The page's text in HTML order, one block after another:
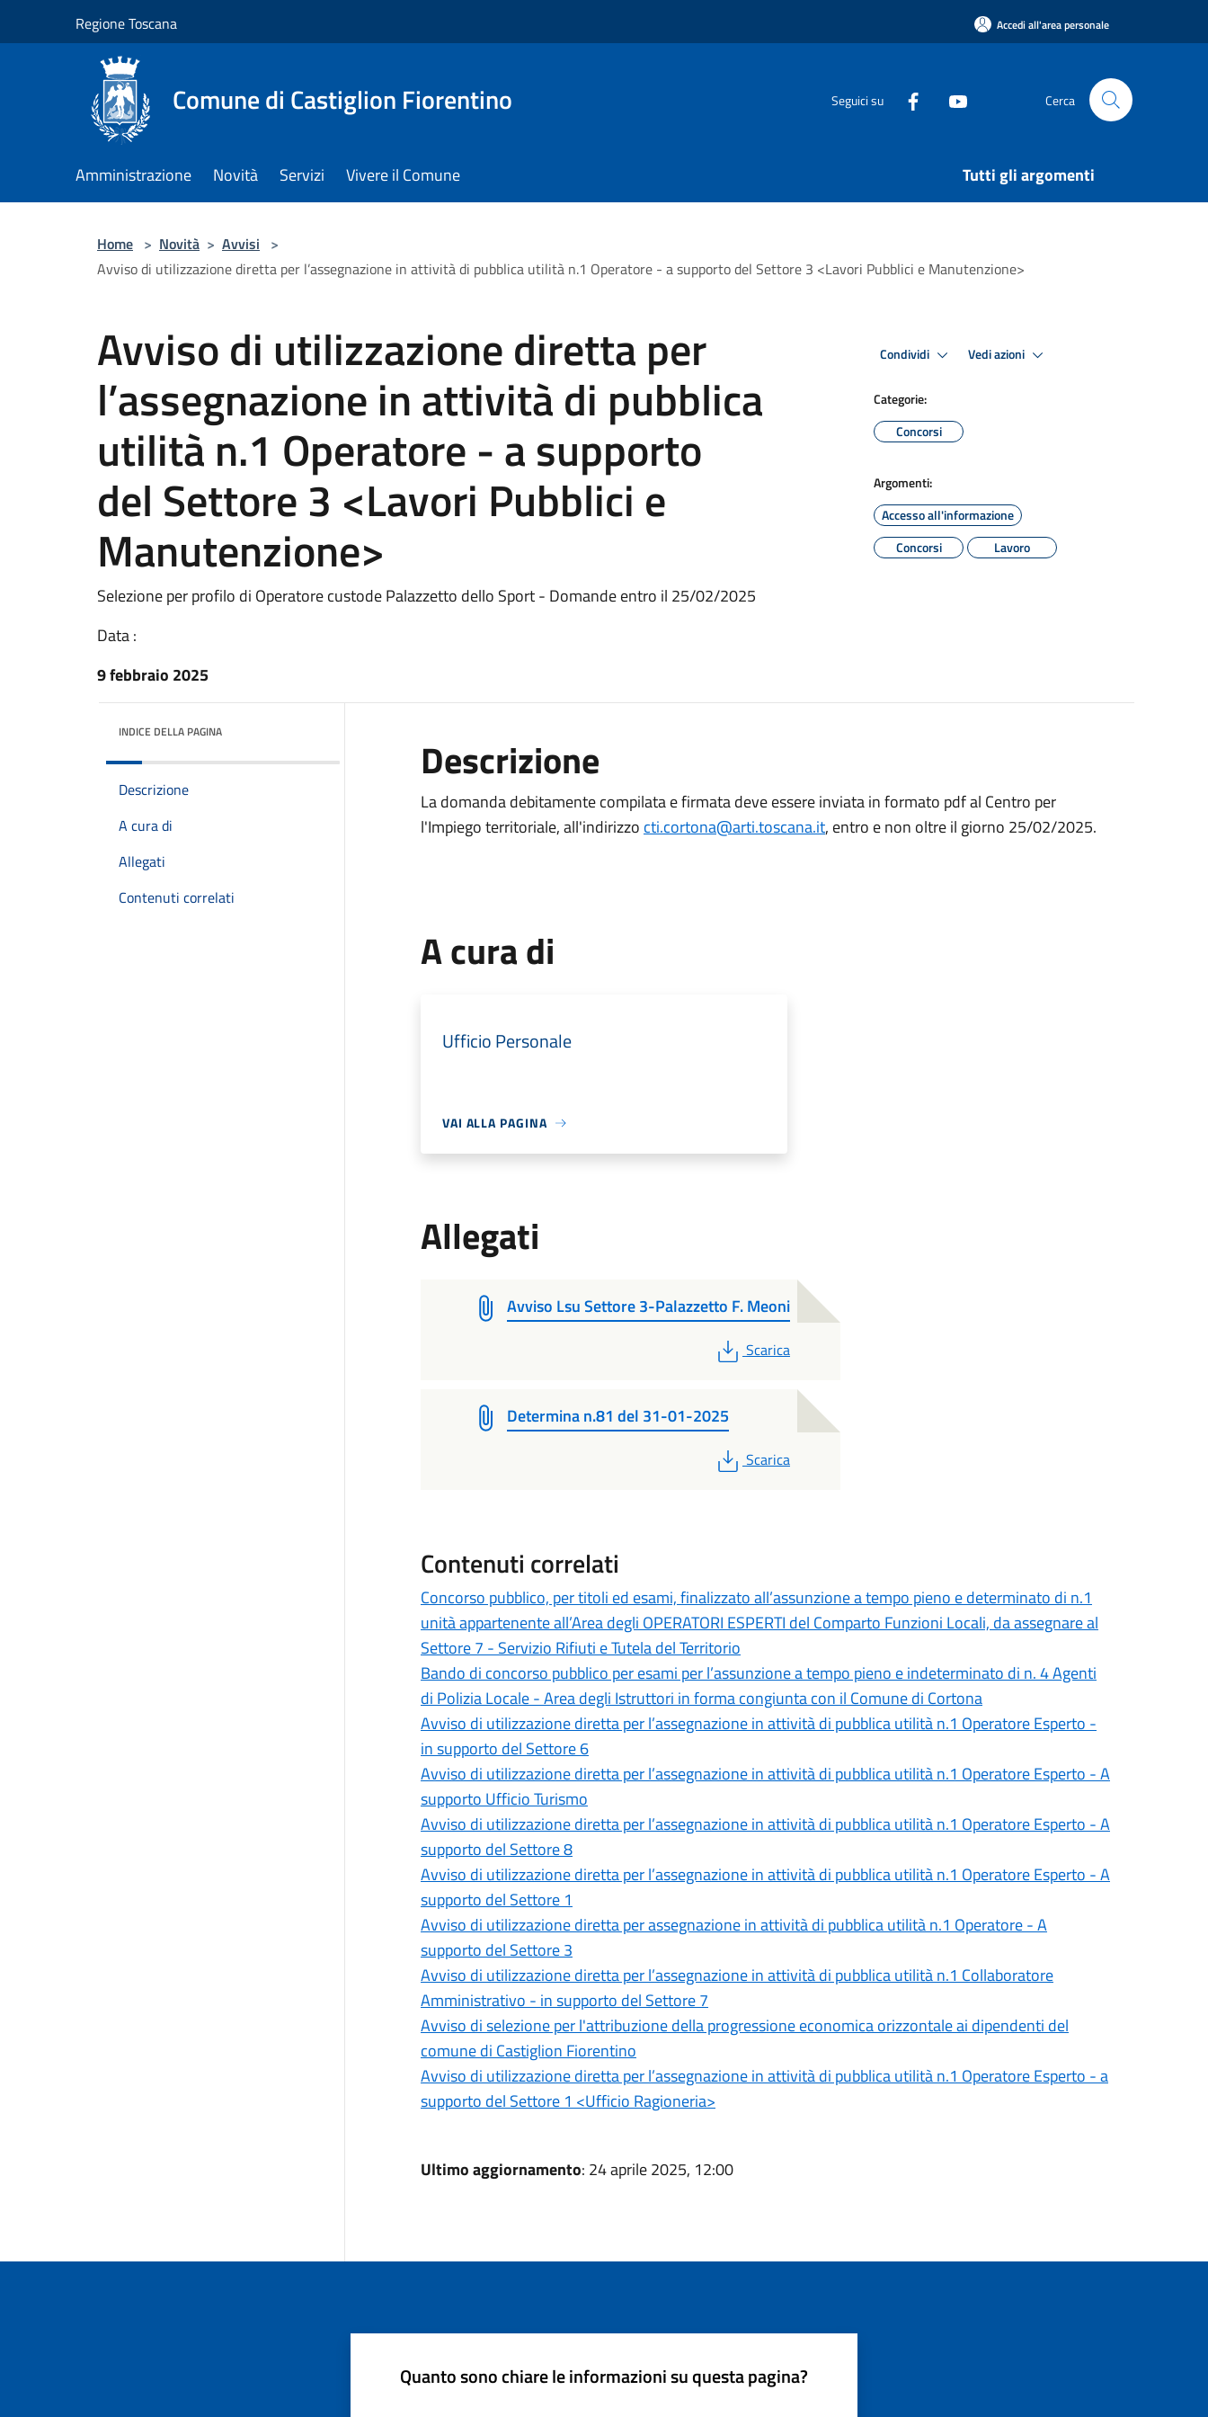
Regione Toscana Accedi all'area personale
Comune di Castiglion Fiorentino Seguici su Cerca
Amministrazione Novità Servizi Vivere il Comune Tutti gli argomenti
Home > Novità > Avvisi >
Avviso di utilizzazione diretta per l’assegnazione in attività di pubblica utilità n.1 Operatore - a supporto del Settore 3 <Lavori Pubblici e Manutenzione>
Avviso di utilizzazione diretta per
l’assegnazione in attività di pubblica
utilità n.1 Operatore - a supporto
del Settore 3 <Lavori Pubblici e
Manutenzione>
Selezione per profilo di Operatore custode Palazzetto dello Sport - Domande entro il 25/02/2025
Data :
9 febbraio 2025
Condividi Vedi azioni
Categorie:
Concorsi
Argomenti:
Accesso all'informazione
Concorsi
Lavoro
INDICE DELLA PAGINA
Descrizione
A cura di
Allegati
Contenuti correlati
Descrizione
La domanda debitamente compilata e firmata deve essere inviata in formato pdf al Centro per
l'Impiego territoriale, all'indirizzo cti.cortona@arti.toscana.it, entro e non oltre il giorno 25/02/2025.
A cura di
Ufficio Personale
VAI ALLA PAGINA
Allegati
Avviso Lsu Settore 3-Palazzetto F. Meoni
PDF
Scarica
Determina n.81 del 31-01-2025
PDF
Scarica
Contenuti correlati
Concorso pubblico, per titoli ed esami, finalizzato all’assunzione a tempo pieno e determinato di n.1
unità appartenente all’Area degli OPERATORI ESPERTI del Comparto Funzioni Locali, da assegnare al
Settore 7 - Servizio Rifiuti e Tutela del Territorio
Bando di concorso pubblico per esami per l’assunzione a tempo pieno e indeterminato di n. 4 Agenti
di Polizia Locale - Area degli Istruttori in forma congiunta con il Comune di Cortona
Avviso di utilizzazione diretta per l’assegnazione in attività di pubblica utilità n.1 Operatore Esperto -
in supporto del Settore 6
Avviso di utilizzazione diretta per l’assegnazione in attività di pubblica utilità n.1 Operatore Esperto - A
supporto Ufficio Turismo
Avviso di utilizzazione diretta per l’assegnazione in attività di pubblica utilità n.1 Operatore Esperto - A
supporto del Settore 8
Avviso di utilizzazione diretta per l’assegnazione in attività di pubblica utilità n.1 Operatore Esperto - A
supporto del Settore 1
Avviso di utilizzazione diretta per assegnazione in attività di pubblica utilità n.1 Operatore - A
supporto del Settore 3
Avviso di utilizzazione diretta per l’assegnazione in attività di pubblica utilità n.1 Collaboratore
Amministrativo - in supporto del Settore 7
Avviso di selezione per l'attribuzione della progressione economica orizzontale ai dipendenti del
comune di Castiglion Fiorentino
Avviso di utilizzazione diretta per l’assegnazione in attività di pubblica utilità n.1 Operatore Esperto - a
supporto del Settore 1 <Ufficio Ragioneria>
Ultimo aggiornamento: 24 aprile 2025, 12:00
Quanto sono chiare le informazioni su questa pagina?